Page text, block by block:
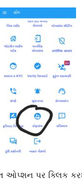
ઓપ્શન પર ક્લિક